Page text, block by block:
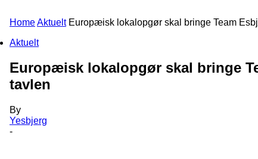
HomeAktuelt Europæisk lokalopgør skal bringe Team
Aktuelt
Europæisk lokalopgør skal bringe
tavlen
By
Yesbjerg
-